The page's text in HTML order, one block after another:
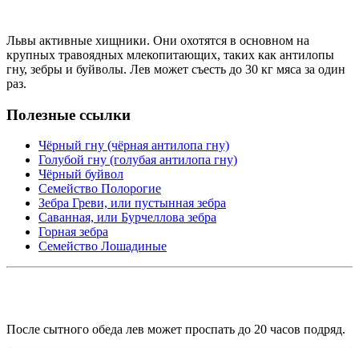
Львы активные хищники. Они охотятся в основном на
крупных травоядных млекопитающих, таких как антилопы
гну, зебры и буйволы. Лев может съесть до 30 кг мяса за один
раз.
Полезные ссылки
Чёрный гну (чёрная антилопа гну)
Голубой гну (голубая антилопа гну)
Чёрный буйвол
Семейство Полорогие
Зебра Греви, или пустынная зебра
Саванная, или Бурчеллова зебра
Горная зебра
Семейство Лошадиные
После сытного обеда лев может проспать до 20 часов подряд.